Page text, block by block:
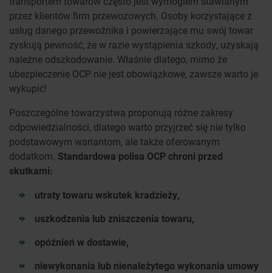
przez klientów firm przewozowych. Osoby korzystające z
usług danego przewoźnika i powierzające mu swój towar
zyskują pewność, że w razie wystąpienia szkody, uzyskają
należne odszkodowanie. Właśnie dlatego, mimo że
ubezpieczenie OCP nie jest obowiązkowe, zawsze warto je
wykupić!
Poszczególne towarzystwa proponują różne zakresy
odpowiedzialności, dlatego warto przyjrzeć się nie tylko
podstawowym wariantom, ale także oferowanym
dodatkom. Standardowa polisa OCP chroni przed
skutkami:
utraty towaru wskutek kradzieży,
uszkodzenia lub zniszczenia towaru,
opóźnień w dostawie,
niewykonania lub nienależytego wykonania umowy